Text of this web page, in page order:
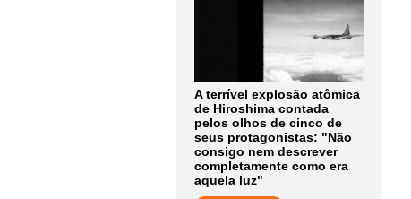
A terrível explosão atômica
de Hiroshima contada
pelos olhos de cinco de
seus protagonistas: "Não
consigo nem descrever
completamente como era
aquela luz"